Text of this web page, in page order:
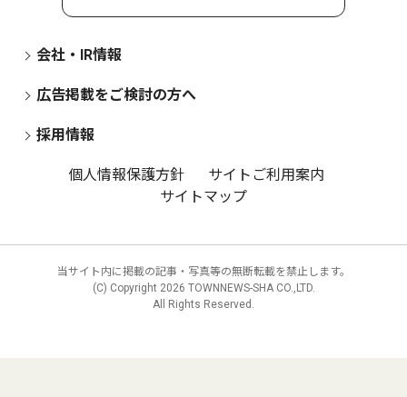
会社・IR情報
広告掲載をご検討の方へ
採用情報
個人情報保護方針
サイトご利用案内
サイトマップ
当サイト内に掲載の記事・写真等の無断転載を禁止します。
(C) Copyright 2026 TOWNNEWS-SHA CO.,LTD.
All Rights Reserved.